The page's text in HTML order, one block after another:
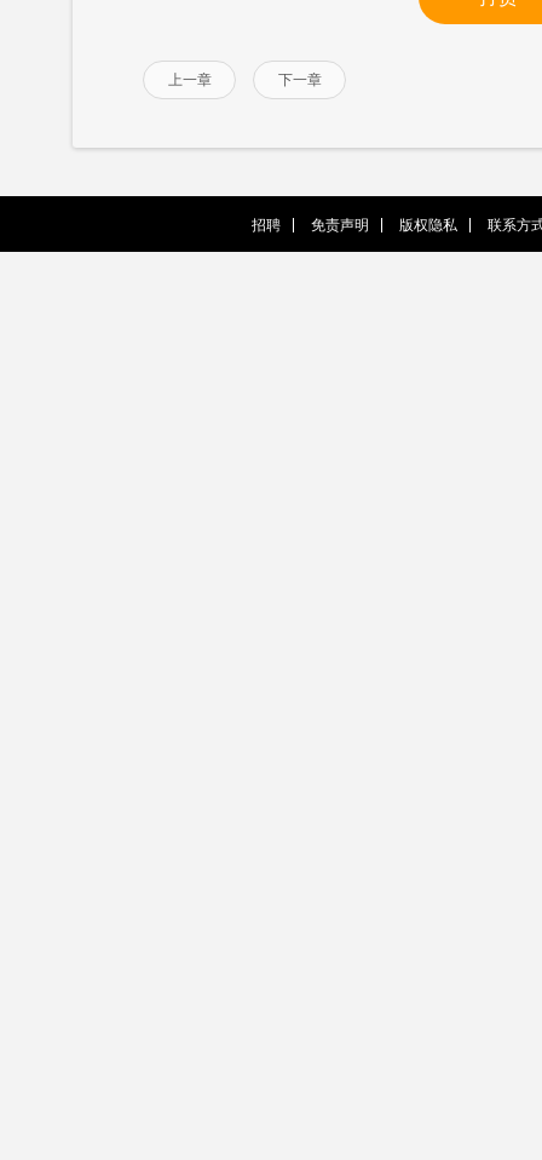
上一章 下一章
招聘 免责声明 版权隐私 联系方